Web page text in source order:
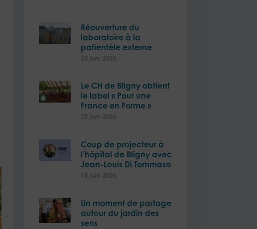
Réouverture du
laboratoire à la
patientèle externe​
23 juin 2026
Le CH de Bligny obtient
le label « Pour une
France en Forme »
22 juin 2026
Coup de projecteur à
l’hôpital de Bligny avec
Jean-Louis Di Tommaso
18 juin 2026
Un moment de partage
autour du jardin des
sens